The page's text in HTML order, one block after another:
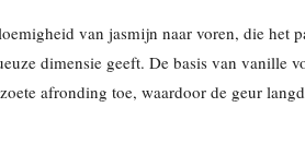
van jasmijn naar voren, die het
dimensie geeft. De basis van vanille
afronding toe, waardoor de geur